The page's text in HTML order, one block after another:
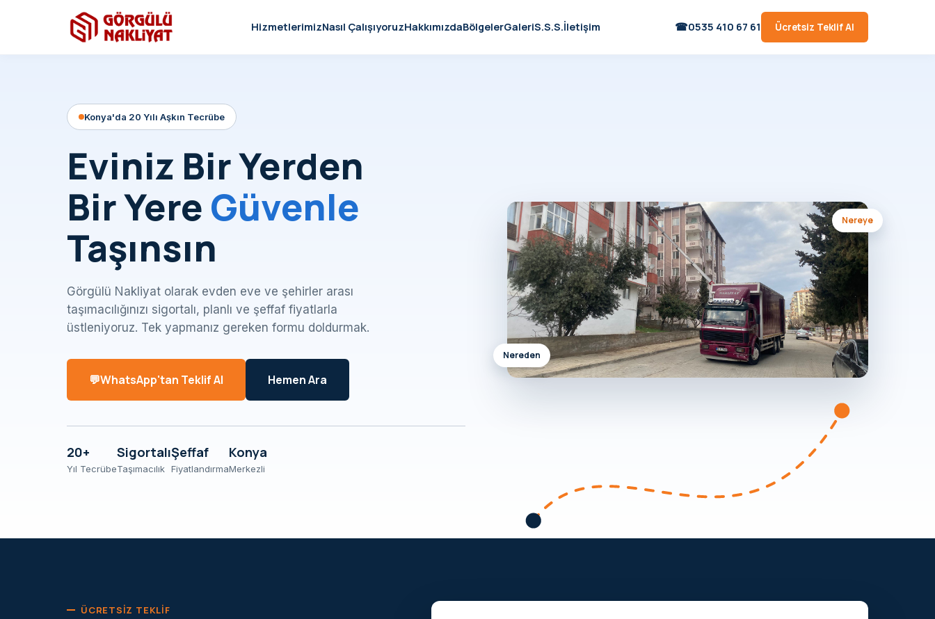
HizmetlerimizNasıl ÇalışıyoruzHakkımızdaBölgelerGaleriS.S.S.İletişim 0535 410 67 61 Ücretsiz Teklif Al
Konya'da 20 Yılı Aşkın Tecrübe
Eviniz Bir Yerden
Bir YereGüvenle
Taşınsın
Görgülü Nakliyat olarak evden eve ve şehirler arası
taşımacılığınızı sigortalı, planlı ve şeffaf fiyatlarla
üstleniyoruz. Tek yapmanız gereken formu doldurmak.
WhatsApp'tan Teklif Al Hemen Ara
20+
Yıl Tecrübe
Sigortalı
Taşımacılık
Şeffaf
Fiyatlandırma
Konya
Merkezli
Nereden
Nereye
ÜCRETSIZ TEKLIF